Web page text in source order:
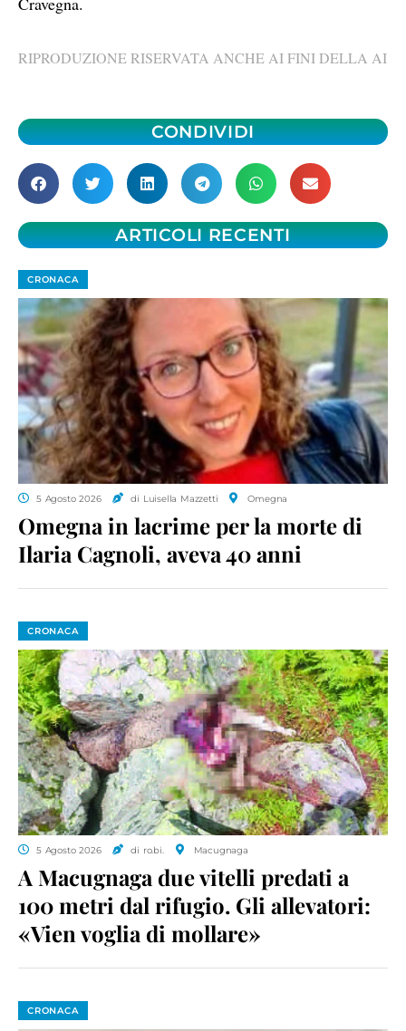
RIPRODUZIONE RISERVATA ANCHE AI FINI DELLA AI
CONDIVIDI
ARTICOLI RECENTI
CRONACA
5 Agosto 2026 di Luisella Mazzetti Omegna
Omegna in lacrime per la morte di
Ilaria Cagnoli, aveva 40 anni
CRONACA
5 Agosto 2026 di ro.bi. Macugnaga
A Macugnaga due vitelli predati a
100 metri dal rifugio. Gli allevatori:
«Vien voglia di mollare»
CRONACA